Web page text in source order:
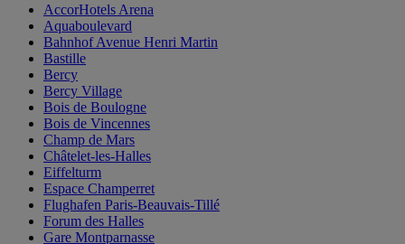
AccorHotels Arena
Aquaboulevard
Bahnhof Avenue Henri Martin
Bastille
Bercy
Bercy Village
Bois de Boulogne
Bois de Vincennes
Champ de Mars
Châtelet-les-Halles
Eiffelturm
Espace Champerret
Flughafen Paris-Beauvais-Tillé
Forum des Halles
Gare Montparnasse